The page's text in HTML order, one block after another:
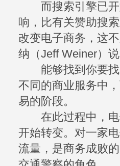
而搜索引擎已开
响，比有关赞助搜
改变电子商务，这
纳（Jeff Weiner）
能够找到你要找
不同的商业服务中
易的阶段。
在此过程中，电
开始转变。对一家
流量，是商务成败